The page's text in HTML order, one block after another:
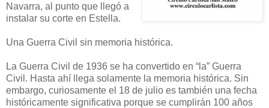
Navarra, al punto que llegó a
instalar su corte en Estella.
Una Guerra Civil sin memoria histórica.
La Guerra Civil de 1936 se ha convertido en “la” Guerra
Civil. Hasta ahí llega solamente la memoria histórica. Sin
embargo, curiosamente el 18 de julio es también una fecha
históricamente significativa porque se cumplirán 100 años